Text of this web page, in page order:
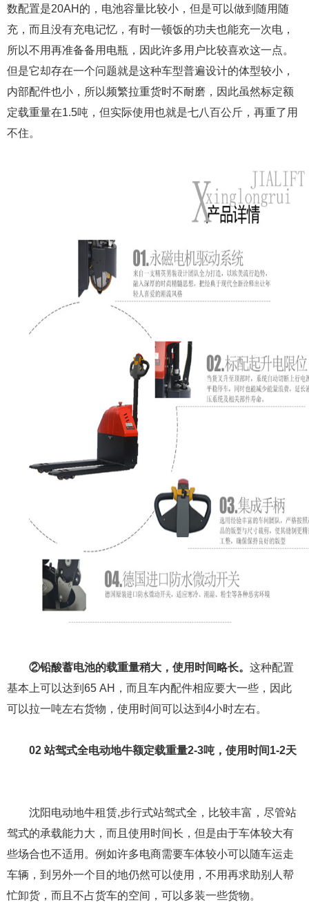
数配置是20AH的，电池容量比较小，但是可以做到随用随
充，而且没有充电记忆，有时一顿饭的功夫也能充一次电，
所以不用再准备备用电瓶，因此许多用户比较喜欢这一点。
但是它却存在一个问题就是这种车型普遍设计的体型较小，
内部配件也小，所以频繁拉重货时不耐磨，因此虽然标定额
定载重量在1.5吨，但实际使用也就是七八百公斤，再重了用
不住。
②铅酸蓄电池的载重量稍大，使用时间略长。 这种配置
基本上可以达到65 AH，而且车内配件相应要大一些，因此
可以拉一吨左右货物，使用时间可以达到4小时左右。
02 站驾式全电动地牛额定载重量2-3吨，使用时间1-2天
沈阳电动地牛租赁,步行式站驾式全，比较丰富，尽管站
驾式的承载能力大，而且使用时间长，但是由于车体较大有
些场合也不适用。例如许多电商需要车体较小可以随车运走
车辆，到另外一个目的地仍然可以使用，不用再求助别人帮
忙卸货，而且不占货车的空间，可以多装一些货物。